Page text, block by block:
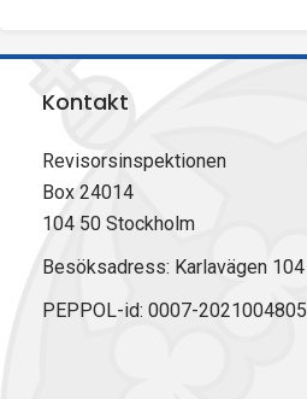
Kontakt
Revisorsinspektionen
Box 24014
104 50 Stockholm
Besöksadress: Karlavägen 104
PEPPOL-id: 0007-2021004805